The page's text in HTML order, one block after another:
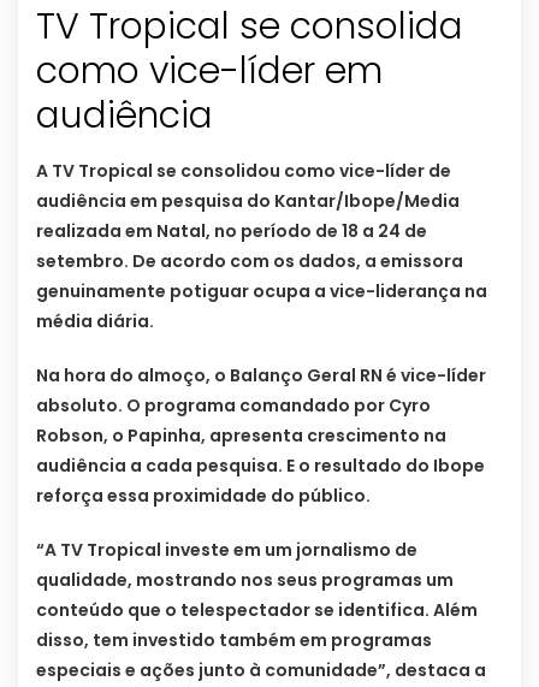
TV Tropical se consolida
como vice-líder em
audiência
A TV Tropical se consolidou como vice-líder de
audiência em pesquisa do Kantar/Ibope/Media
realizada em Natal, no período de 18 a 24 de
setembro. De acordo com os dados, a emissora
genuinamente potiguar ocupa a vice-liderança na
média diária.
Na hora do almoço, o Balanço Geral RN é vice-líder
absoluto. O programa comandado por Cyro
Robson, o Papinha, apresenta crescimento na
audiência a cada pesquisa. E o resultado do Ibope
reforça essa proximidade do público.
“A TV Tropical investe em um jornalismo de
qualidade, mostrando nos seus programas um
conteúdo que o telespectador se identifica. Além
disso, tem investido também em programas
especiais e ações junto à comunidade”, destaca a